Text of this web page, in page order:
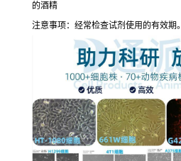
的酒精
注意事项：经常检查试剂使用的有效期。